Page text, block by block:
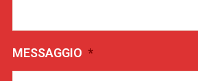
MESSAGGIO *